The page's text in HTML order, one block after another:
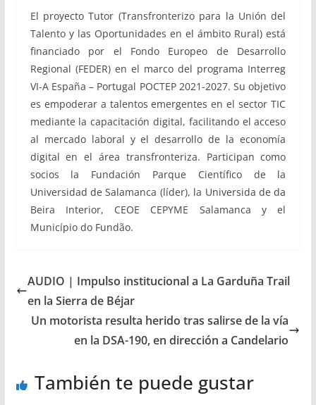
El proyecto Tutor (Transfronterizo para la Unión del
Talento y las Oportunidades en el ámbito Rural) está
financiado por el Fondo Europeo de Desarrollo
Regional (FEDER) en el marco del programa Interreg
VI-A España – Portugal POCTEP 2021-2027. Su objetivo
es empoderar a talentos emergentes en el sector TIC
mediante la capacitación digital, facilitando el acceso
al mercado laboral y el desarrollo de la economía
digital en el área transfronteriza. Participan como
socios la Fundación Parque Científico de la
Universidad de Salamanca (líder), la Universida de da
Beira Interior, CEOE CEPYME Salamanca y el
Município do Fundão.
AUDIO | Impulso institucional a La Garduña Trail
en la Sierra de Béjar
Un motorista resulta herido tras salirse de la vía
en la DSA-190, en dirección a Candelario
También te puede gustar